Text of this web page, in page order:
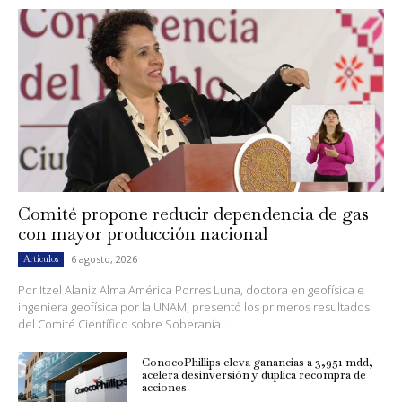
Comité propone reducir dependencia de gas
con mayor producción nacional
Artículos 6 agosto, 2026
Por Itzel Alaniz Alma América Porres Luna, doctora en geofísica e
ingeniera geofísica por la UNAM, presentó los primeros resultados
del Comité Científico sobre Soberanía...
ConocoPhillips eleva ganancias a 3,951 mdd,
acelera desinversión y duplica recompra de
acciones